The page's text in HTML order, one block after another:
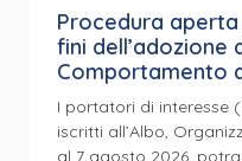
Procedura
fini dell’adozione
Comportamento
I portatori di interesse (
iscritti all’Albo,
al 7 agosto 2026,